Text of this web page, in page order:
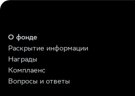
О фонде
Раскрытие информации
Награды
Комплаенс
Вопросы и ответы